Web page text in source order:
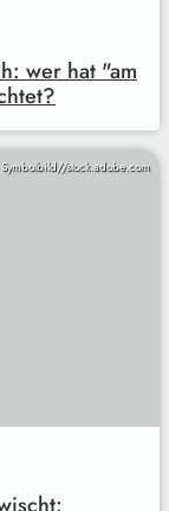
wer hat "am
Symbolbild//stock.adobe.com